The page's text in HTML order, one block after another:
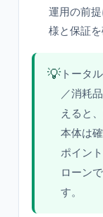
運用の前
様と保証を
💡トータ
／消耗
えると
本体は
ポイン
ローン
す。